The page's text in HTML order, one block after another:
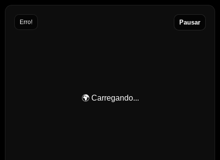
Erro! Pausar
🌍 Carregando...